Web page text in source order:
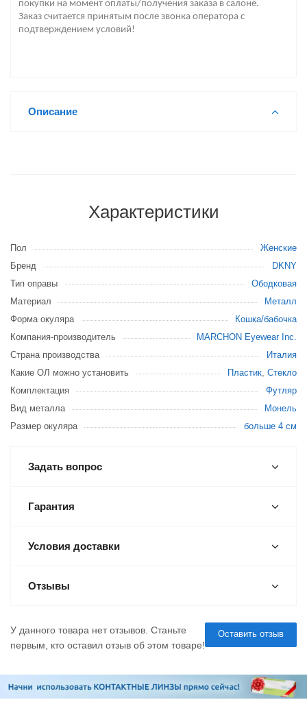
покупки на момент оплаты/получения заказа в салоне.
Заказ считается принятым после звонка оператора с
подтверждением условий!
Описание
Характеристики
Пол
Женские
Бренд
DKNY
Тип оправы
Ободковая
Материал
Металл
Форма окуляра
Кошка/бабочка
Компания-производитель
MARCHON Eyewear Inc.
Страна производства
Италия
Какие ОЛ можно установить
Пластик, Стекло
Комплектация
Футляр
Вид металла
Монель
Размер окуляра
больше 4 см
Задать вопрос
Гарантия
Условия доставки
Отзывы
Оставить отзыв
У данного товара нет отзывов. Станьте
первым, кто оставил отзыв об этом товаре!